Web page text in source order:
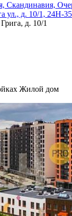
Скандинавия,
ул., д. 10/1, 24Н-
д. 10/1
Жилой дом